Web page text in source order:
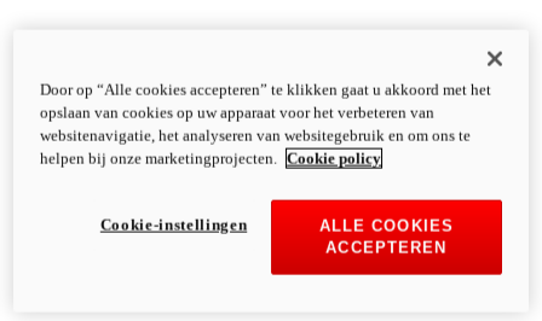
Door op “Alle cookies accepteren” te klikken gaat u akkoord met het
opslaan van cookies op uw apparaat voor het verbeteren van
websitenavigatie, het analyseren van websitegebruik en om ons te
helpen bij onze marketingprojecten.
Cookie policy
ALLE COOKIES
ACCEPTEREN
Cookie-instellingen